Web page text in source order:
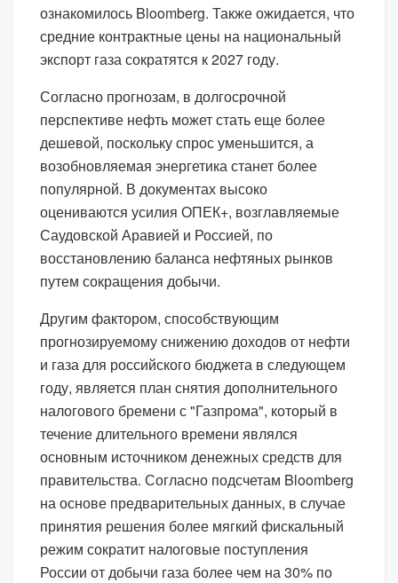
ознакомилось Bloomberg. Также ожидается, что
средние контрактные цены на национальный
экспорт газа сократятся к 2027 году.
Согласно прогнозам, в долгосрочной
перспективе нефть может стать еще более
дешевой, поскольку спрос уменьшится, а
возобновляемая энергетика станет более
популярной. В документах высоко
оцениваются усилия ОПЕК+, возглавляемые
Саудовской Аравией и Россией, по
восстановлению баланса нефтяных рынков
путем сокращения добычи.
Другим фактором, способствующим
прогнозируемому снижению доходов от нефти
и газа для российского бюджета в следующем
году, является план снятия дополнительного
налогового бремени с "Газпрома", который в
течение длительного времени являлся
основным источником денежных средств для
правительства. Согласно подсчетам Bloomberg
на основе предварительных данных, в случае
принятия решения более мягкий фискальный
режим сократит налоговые поступления
России от добычи газа более чем на 30% по